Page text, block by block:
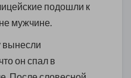
подошли к
мужчине.
вынесли
он спал в